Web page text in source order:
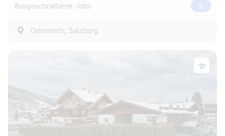
Ausgeschriebene Jobs 2
Österreich, Salzburg